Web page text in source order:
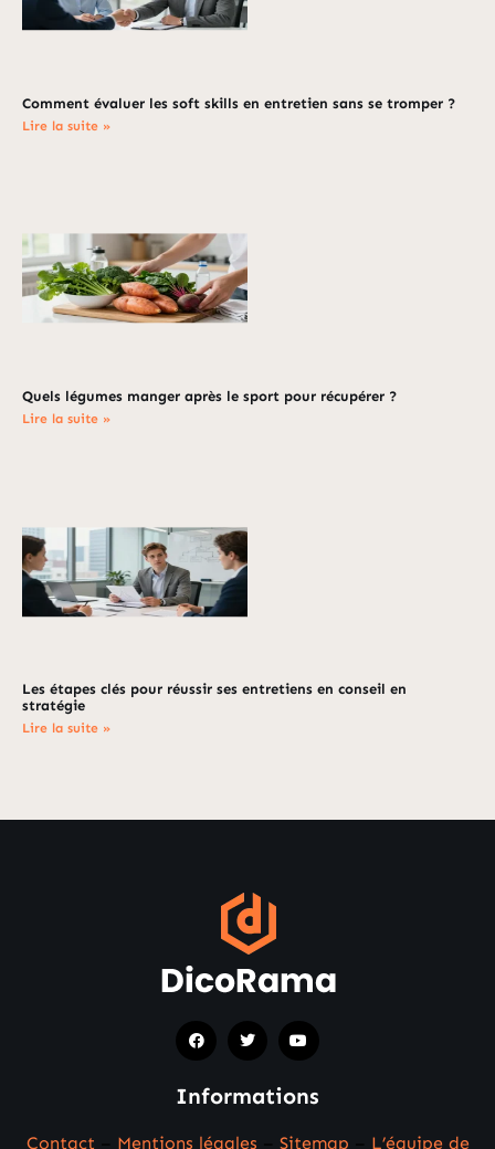
Comment évaluer les soft skills en entretien sans se tromper ?
Lire la suite »
Quels légumes manger après le sport pour récupérer ?
Lire la suite »
Les étapes clés pour réussir ses entretiens en conseil en
stratégie
Lire la suite »
Informations
Contact Mentions légales Sitemap L’équipe de